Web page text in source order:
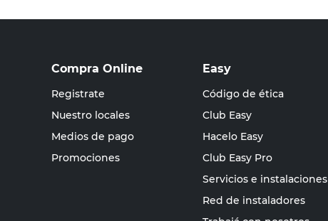
Compra Online
Registrate
Nuestro locales
Medios de pago
Promociones
Easy
Código de ética
Club Easy
Hacelo Easy
Club Easy Pro
Servicios e instalaciones
Red de instaladores